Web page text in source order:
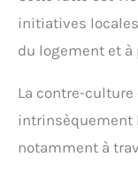
initiatives
du logement et
La contre-
intrinsèquement
notamment à